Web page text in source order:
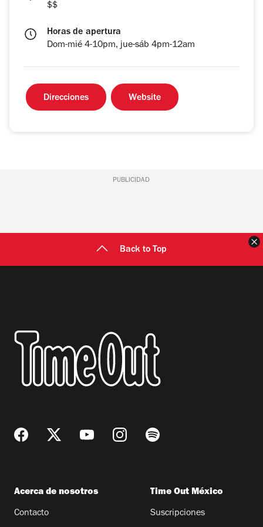
$$
Horas de apertura
Dom-mié 4-10pm, jue-sáb 4pm-12am
Direcciones Website
PUBLICIDAD
Back to Top
Acerca de nosotros
Contacto
Time Out México
Suscripciones